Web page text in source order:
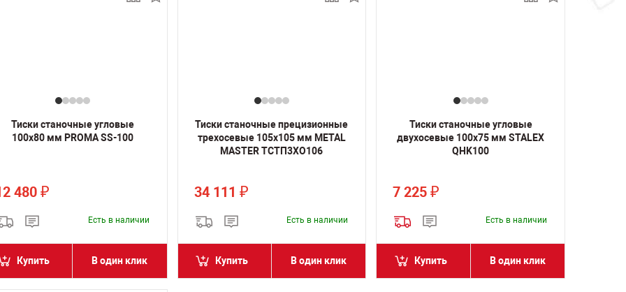
Тиски станочные угловые
100х80 мм PROMA SS-100
480 ₽
Есть в наличии
Купить В один клик
Тиски станочные прецизионные
трехосевые 105х105 мм METAL
MASTER ТСТП3ХО106
34 111 ₽
Есть в наличии
Купить В один клик
Тиски станочные угловые
двухосевые 100х75 мм STALEX
QHK100
7 225₽
Есть в наличии
Купить В один клик